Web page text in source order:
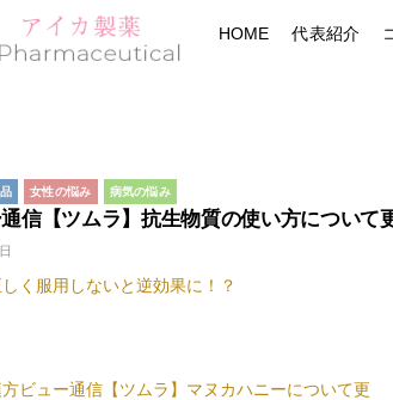
HOME 代表紹介
女性の悩み 病気の悩み
信【ツムラ】抗生物質の使い方について
く服用しないと逆効果に！？
ビュー通信【ツムラ】マヌカハニーについて更